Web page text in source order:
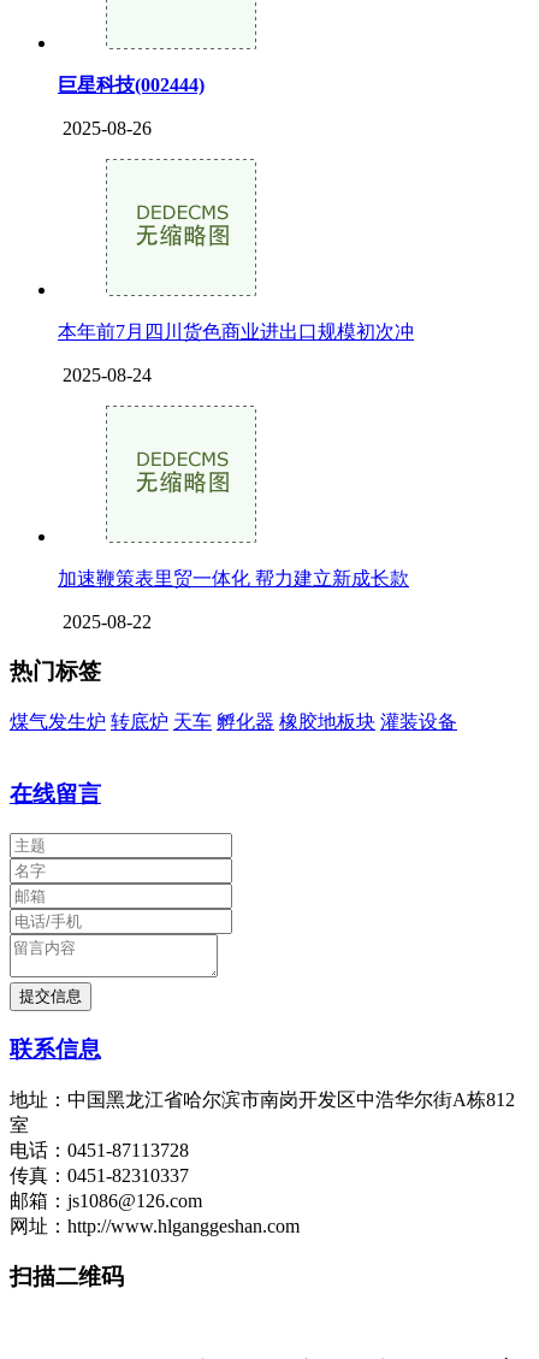
巨星科技(002444)
2025-08-26
本年前7月四川货色商业进出口规模初次冲
2025-08-24
加速鞭策表里贸一体化 帮力建立新成长款
2025-08-22
热门标签
煤气发生炉 转底炉 天车 孵化器 橡胶地板块 灌装设备
在线留言
联系信息
地址：中国黑龙江省哈尔滨市南岗开发区中浩华尔街A栋812
室
电话：0451-87113728
传真：0451-82310337
邮箱：js1086@126.com
网址：http://www.hlganggeshan.com
扫描二维码